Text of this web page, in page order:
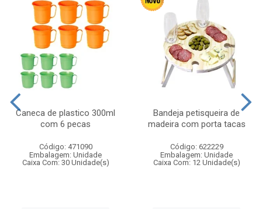
Caneca de plastico 300ml
com 6 pecas
Código: 471090
Embalagem: Unidade
Caixa Com: 30 Unidade(s)
Bandeja petisqueira de
madeira com porta tacas
Código: 622229
Embalagem: Unidade
Caixa Com: 12 Unidade(s)